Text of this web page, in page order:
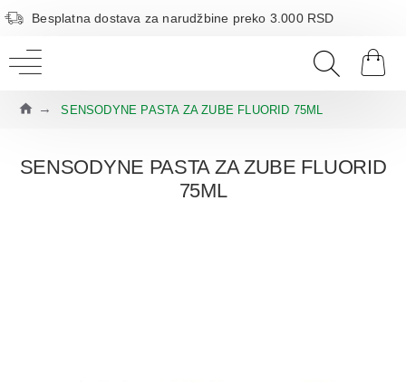
Besplatna dostava za narudžbine preko 3.000 RSD
SENSODYNE PASTA ZA ZUBE FLUORID 75ML
SENSODYNE PASTA ZA ZUBE FLUORID
75ML